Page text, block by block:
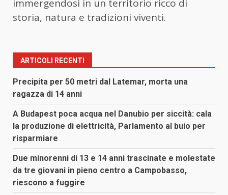
immergendosi in un territorio ricco di
storia, natura e tradizioni viventi.
ARTICOLI RECENTI
Precipita per 50 metri dal Latemar, morta una
ragazza di 14 anni
A Budapest poca acqua nel Danubio per siccità: cala
la produzione di elettricità, Parlamento al buio per
risparmiare
Due minorenni di 13 e 14 anni trascinate e molestate
da tre giovani in pieno centro a Campobasso,
riescono a fuggire